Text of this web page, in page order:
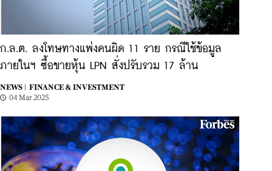
ก.ล.ต. ลงโทษทางแพ่งคนผิด 11 ราย กรณีใช้ข้อมูล
ภายในฯ ซื้อขายหุ้น LPN สั่งปรับรวม 17 ล้าน
NEWS |
FINANCE & INVESTMENT
04 Mar 2025